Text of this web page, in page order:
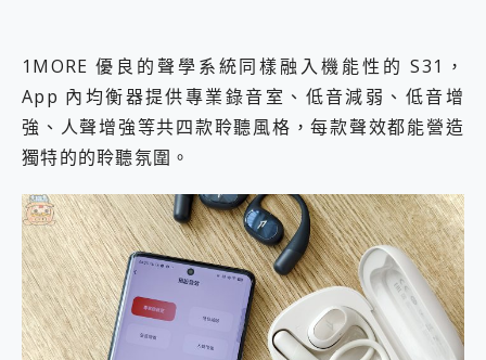
1MORE 優良的聲學系統同樣融入機能性的 S31，
App 內均衡器提供專業錄音室、低音減弱、低音增
強、人聲增強等共四款聆聽風格，每款聲效都能營造
獨特的的聆聽氛圍。